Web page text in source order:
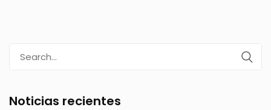
Noticias recientes